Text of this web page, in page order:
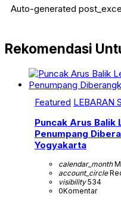
Auto-generated
Rekomendasi
Featured LEBARAN
Puncak Arus Balik
Penumpang
Yogyakarta
calendar_month
account_circle
visibility534
0Komentar